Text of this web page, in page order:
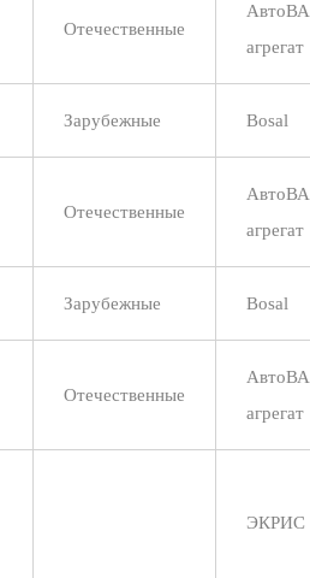
Отечественные
агрегат
Зарубежные Bosal
Отечественные
агрегат
Зарубежные Bosal
Отечественные
агрегат
ЭКРИС